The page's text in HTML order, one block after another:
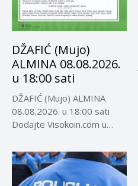
DŽAFIĆ (Mujo)
ALMINA 08.08.2026.
u 18:00 sati
DŽAFIĆ (Mujo) ALMINA
08.08.2026. u 18:00 sati
Dodajte Visokoin.com u